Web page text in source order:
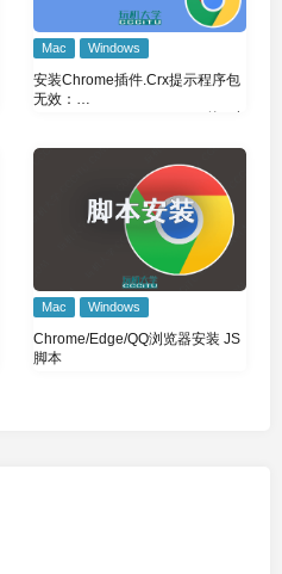
Mac Windows
安装Chrome插件.Crx提示程序包
无效：
Mac Windows
Chrome/Edge/QQ浏览器安装 JS
脚本